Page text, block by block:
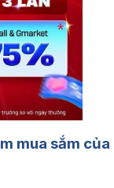
mua sắm của